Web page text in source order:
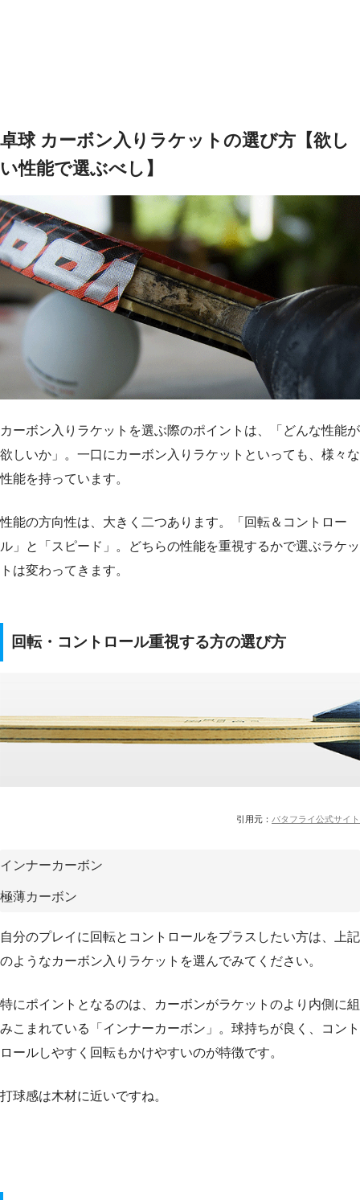
卓球 カーボン入りラケットの選び方【欲し
い性能で選ぶべし】
カーボン入りラケットを選ぶ際のポイントは、「どんな性能が
欲しいか」。一口にカーボン入りラケットといっても、様々な
性能を持っています。
性能の方向性は、大きく二つあります。「回転＆コントロー
ル」と「スピード」。どちらの性能を重視するかで選ぶラケッ
トは変わってきます。
回転・コントロール重視する方の選び方
引用元： バタフライ公式サイト
インナーカーボン
極薄カーボン
自分のプレイに回転とコントロールをプラスしたい方は、上記
のようなカーボン入りラケットを選んでみてください。
特にポイントとなるのは、カーボンがラケットのより内側に組
みこまれている「インナーカーボン」。球持ちが良く、コント
ロールしやすく回転もかけやすいのが特徴です。
打球感は木材に近いですね。